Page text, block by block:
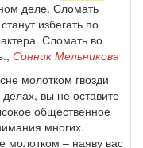
деле. Сломать
избегать по
Сломать во
Сонник Мельникова
молотком гвозди
вы не оставите
общественное
многих.
молотком – наяву вас